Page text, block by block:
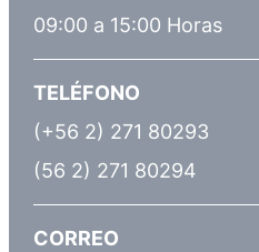
09:00 a 15:00 Horas
TELÉFONO
(+56 2) 271 80293
(56 2) 271 80294
CORREO